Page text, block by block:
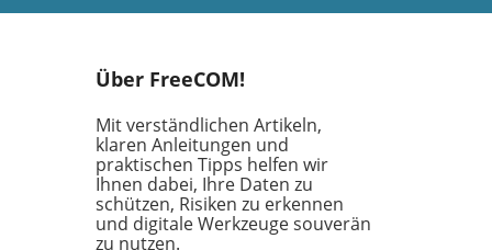
Über FreeCOM!
Mit verständlichen Artikeln,
klaren Anleitungen und
praktischen Tipps helfen wir
Ihnen dabei, Ihre Daten zu
schützen, Risiken zu erkennen
und digitale Werkzeuge souverän
zu nutzen.